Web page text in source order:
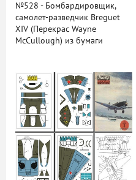
№528 - Бомбардировщик,
самолет-разведчик Breguet
XIV (Перекрас Wayne
McCullough) из бумаги